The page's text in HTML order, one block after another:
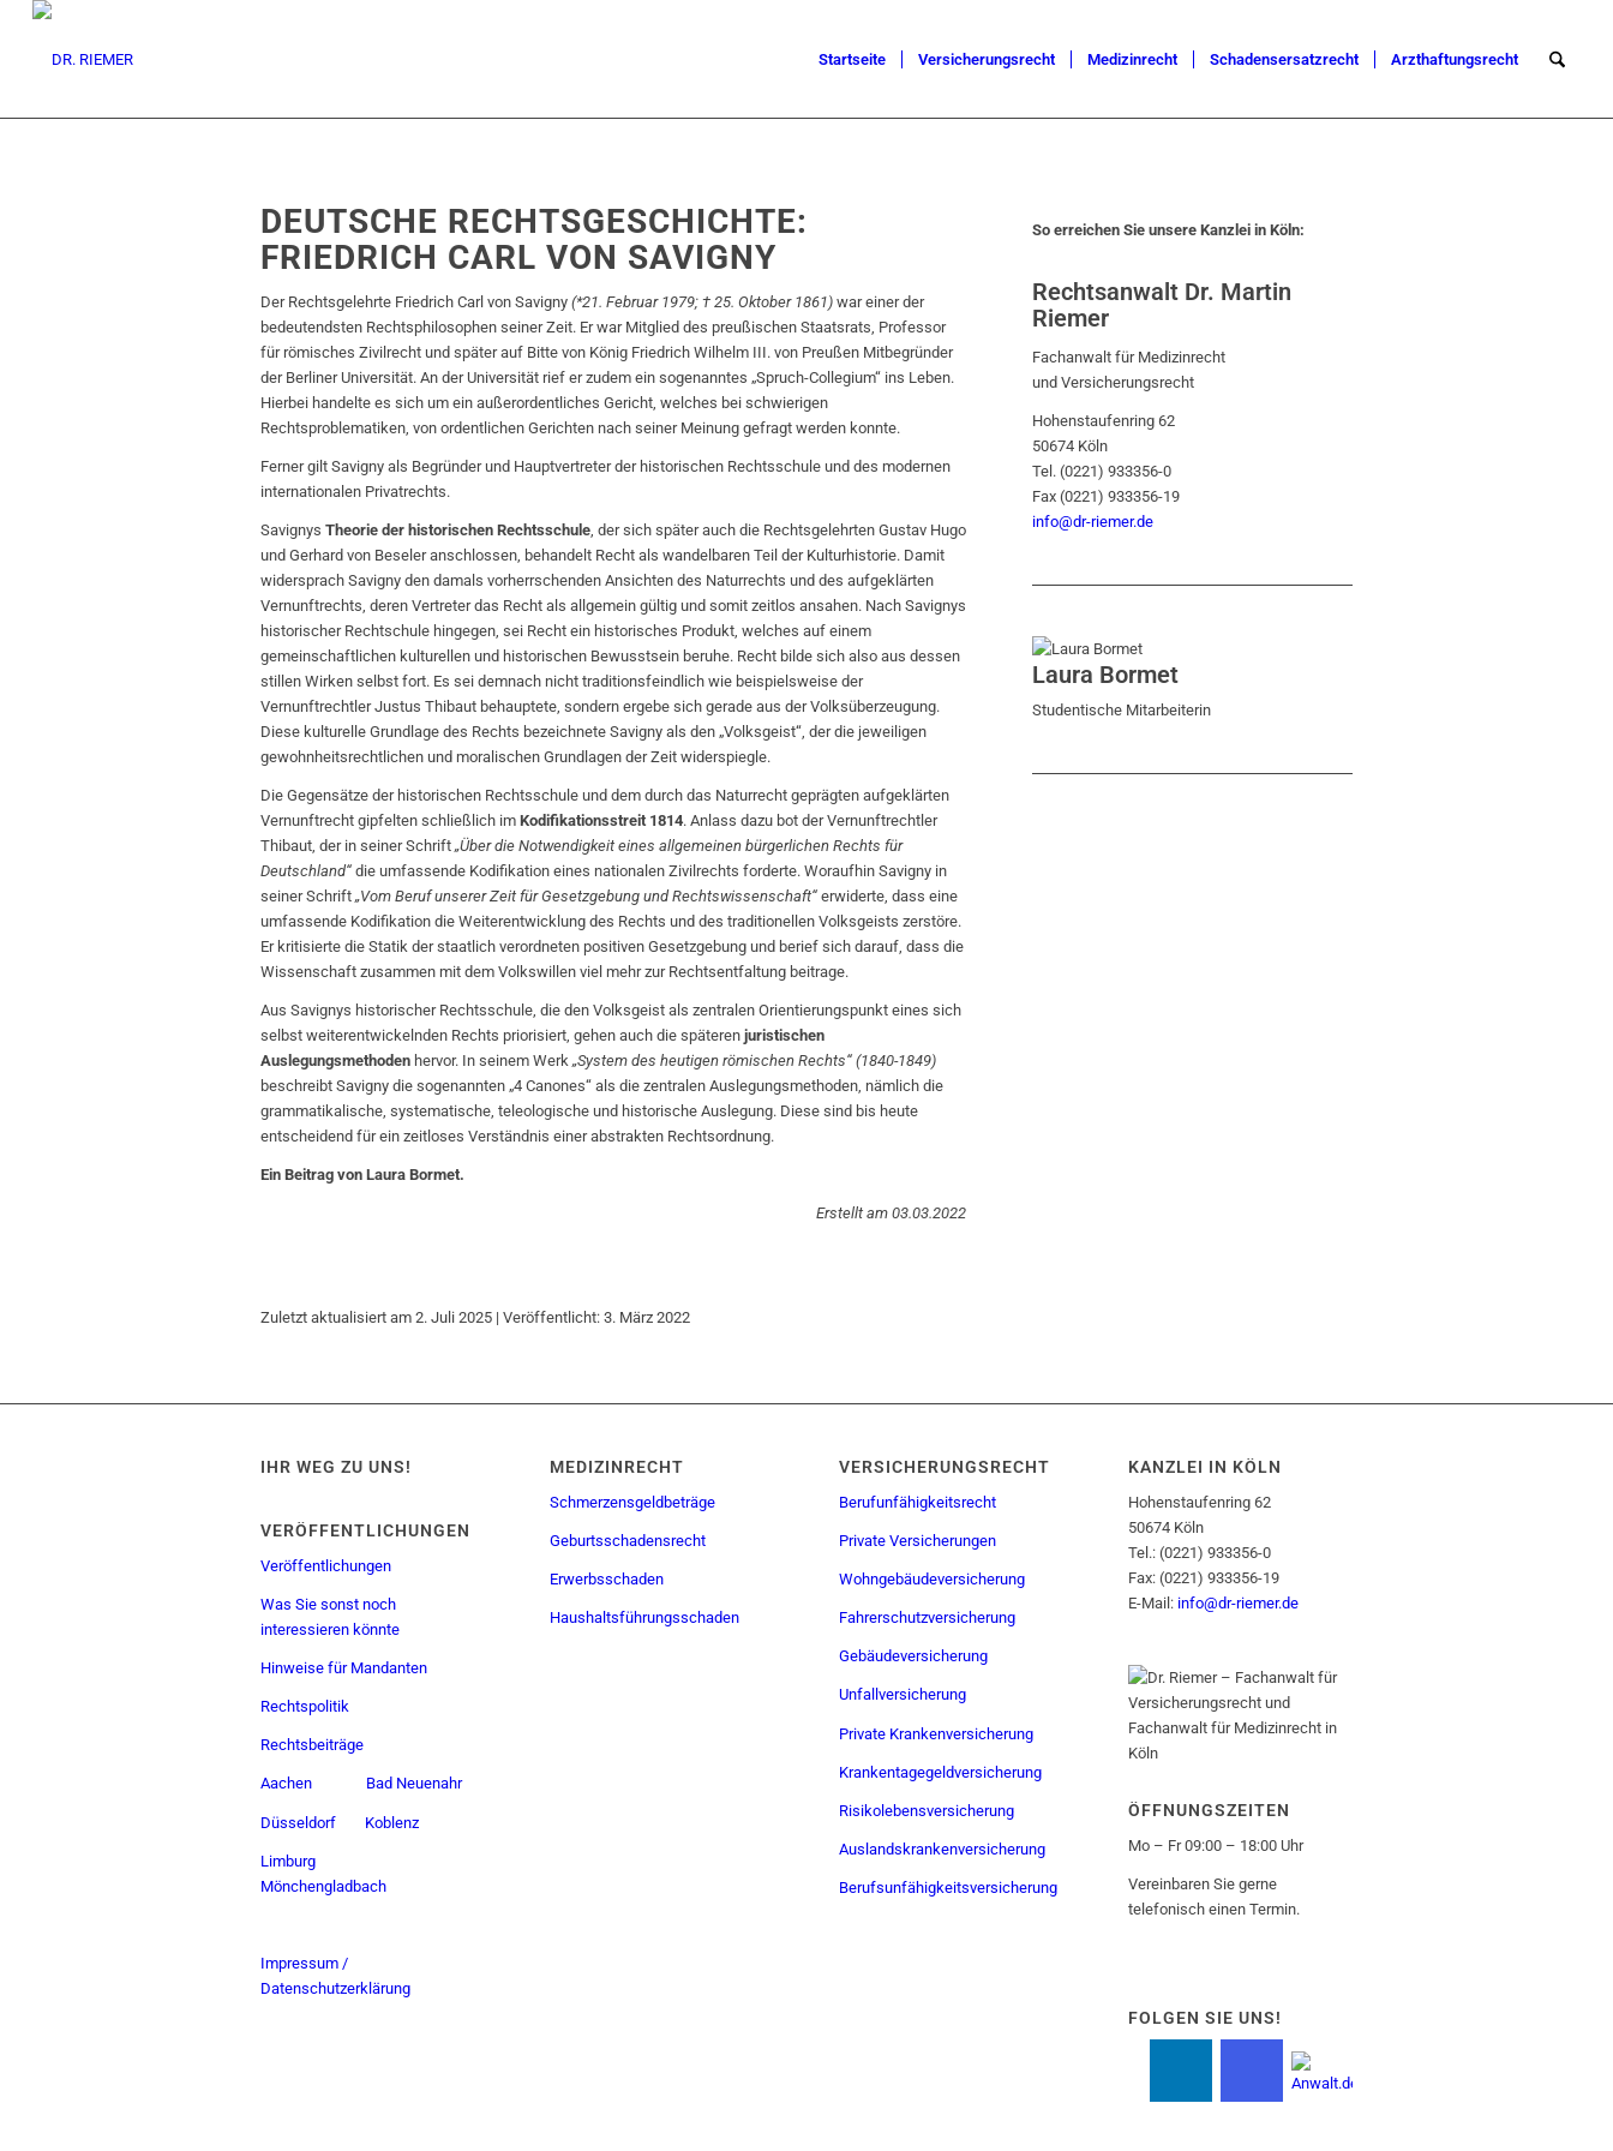
Startseite Versicherungsrecht Medizinrecht Schadensersatzrecht Arzthaftungsrecht
DEUTSCHE RECHTSGESCHICHTE:
FRIEDRICH CARL VON SAVIGNY
Der Rechtsgelehrte Friedrich Carl von Savigny (*21. Februar 1979; † 25. Oktober 1861) war einer der
bedeutendsten Rechtsphilosophen seiner Zeit. Er war Mitglied des preußischen Staatsrats, Professor
für römisches Zivilrecht und später auf Bitte von König Friedrich Wilhelm III. von Preußen Mitbegründer
der Berliner Universität. An der Universität rief er zudem ein sogenanntes „Spruch-Collegium“ ins Leben.
Hierbei handelte es sich um ein außerordentliches Gericht, welches bei schwierigen
Rechtsproblematiken, von ordentlichen Gerichten nach seiner Meinung gefragt werden konnte.
Ferner gilt Savigny als Begründer und Hauptvertreter der historischen Rechtsschule und des modernen
internationalen Privatrechts.
Savignys Theorie der historischen Rechtsschule, der sich später auch die Rechtsgelehrten Gustav Hugo
und Gerhard von Beseler anschlossen, behandelt Recht als wandelbaren Teil der Kulturhistorie. Damit
widersprach Savigny den damals vorherrschenden Ansichten des Naturrechts und des aufgeklärten
Vernunftrechts, deren Vertreter das Recht als allgemein gültig und somit zeitlos ansahen. Nach Savignys
historischer Rechtschule hingegen, sei Recht ein historisches Produkt, welches auf einem
gemeinschaftlichen kulturellen und historischen Bewusstsein beruhe. Recht bilde sich also aus dessen
stillen Wirken selbst fort. Es sei demnach nicht traditionsfeindlich wie beispielsweise der
Vernunftrechtler Justus Thibaut behauptete, sondern ergebe sich gerade aus der Volksüberzeugung.
Diese kulturelle Grundlage des Rechts bezeichnete Savigny als den „Volksgeist“, der die jeweiligen
gewohnheitsrechtlichen und moralischen Grundlagen der Zeit widerspiegle.
Die Gegensätze der historischen Rechtsschule und dem durch das Naturrecht geprägten aufgeklärten
Vernunftrecht gipfelten schließlich im Kodifikationsstreit 1814. Anlass dazu bot der Vernunftrechtler
Thibaut, der in seiner Schrift „Über die Notwendigkeit eines allgemeinen bürgerlichen Rechts für
Deutschland“ die umfassende Kodifikation eines nationalen Zivilrechts forderte. Woraufhin Savigny in
seiner Schrift „Vom Beruf unserer Zeit für Gesetzgebung und Rechtswissenschaft“ erwiderte, dass eine
umfassende Kodifikation die Weiterentwicklung des Rechts und des traditionellen Volksgeists zerstöre.
Er kritisierte die Statik der staatlich verordneten positiven Gesetzgebung und berief sich darauf, dass die
Wissenschaft zusammen mit dem Volkswillen viel mehr zur Rechtsentfaltung beitrage.
Aus Savignys historischer Rechtsschule, die den Volksgeist als zentralen Orientierungspunkt eines sich
selbst weiterentwickelnden Rechts priorisiert, gehen auch die späteren juristischen
Auslegungsmethoden hervor. In seinem Werk „System des heutigen römischen Rechts“ (1840-1849)
beschreibt Savigny die sogenannten „4 Canones“ als die zentralen Auslegungsmethoden, nämlich die
grammatikalische, systematische, teleologische und historische Auslegung. Diese sind bis heute
entscheidend für ein zeitloses Verständnis einer abstrakten Rechtsordnung.
Ein Beitrag von Laura Bormet.
Erstellt am 03.03.2022
So erreichen Sie unsere Kanzlei in Köln:
Rechtsanwalt Dr. Martin
Riemer
Fachanwalt für Medizinrecht
und Versicherungsrecht
Hohenstaufenring 62
50674 Köln
Tel. (0221) 933356-0
Fax (0221) 933356-19
info@dr-riemer.de
Laura Bormet
Studentische Mitarbeiterin
Zuletzt aktualisiert am 2. Juli 2025 | Veröffentlicht: 3. März 2022
IHR WEG ZU UNS!
VERÖFFENTLICHUNGEN
Veröffentlichungen
Was Sie sonst noch
interessieren könnte
Hinweise für Mandanten
Rechtspolitik
Rechtsbeiträge
Aachen Bad Neuenahr
Düsseldorf Koblenz
Limburg
Mönchengladbach
Impressum /
Datenschutzerklärung
MEDIZINRECHT
Schmerzensgeldbeträge
Geburtsschadensrecht
Erwerbsschaden
Haushaltsführungsschaden
VERSICHERUNGSRECHT
Berufunfähigkeitsrecht
Private Versicherungen
Wohngebäudeversicherung
Fahrerschutzversicherung
Gebäudeversicherung
Unfallversicherung
Private Krankenversicherung
Krankentagegeldversicherung
Risikolebensversicherung
Auslandskrankenversicherung
Berufsunfähigkeitsversicherung
KANZLEI IN KÖLN
Hohenstaufenring 62
50674 Köln
Tel.: (0221) 933356-0
Fax: (0221) 933356-19
E-Mail: info@dr-riemer.de
ÖFFNUNGSZEITEN
Mo – Fr 09:00 – 18:00 Uhr
Vereinbaren Sie gerne
telefonisch einen Termin.
FOLGEN SIE UNS!